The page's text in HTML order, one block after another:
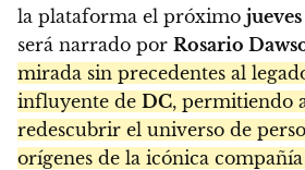
la plataforma el próximo
será narrado por Rosario
mirada sin precedentes al
influyente de DC, permitiendo
redescubrir el universo de
orígenes de la icónica